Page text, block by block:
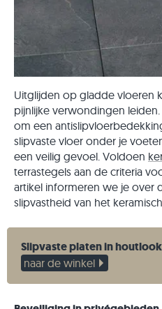
Uitglijden op gladde vloeren
pijnlijke verwondingen
om een
slipvaste vloer onder je
een veilig gevoel. Voldoen
terrastegels aan de criteria
artikel informeren we je over
slipvastheid van het
Slipvaste platen in houtlook
naar de winkel